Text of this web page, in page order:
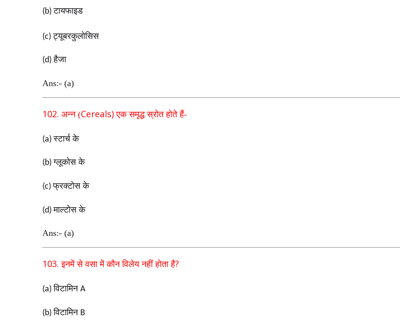
(b)टायफाइड
(c)ट्यूबरकुलोसिस
(d)हैजा
Ans:- (a)
102. अन्न (Cereals)एक समृद्ध स्रोत होते हैं-
(a)स्टार्च के
(b)ग्लूकोस के
(c)फ्रक्टोस के
(d)माल्टोस के
Ans:- (a)
103.इनमें से वसा में कौन विलेय नहीं होता है?
(a)विटामिन A
(b)विटामिन B